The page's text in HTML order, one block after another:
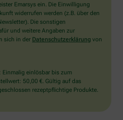
Emarsys ein. Die Einwilligung
widerrufen werden (z.B. über den
Die sonstigen
und weitere Angaben zur
sich in der Datenschutzerklärung von
einlösbar bis zum
50,00 €. Gültig auf das
rezeptpflichtige Produkte.